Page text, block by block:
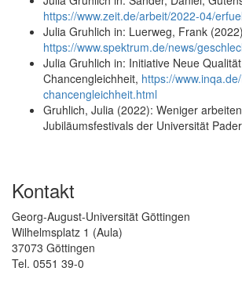
https://www.zeit.de/arbeit/2022-04/
Julia Gruhlich in: Luerweg, Frank
https://www.spektrum.de/news/
Julia Gruhlich in: Initiative Neue
Chancengleichheit, https://
chancengleichheit.html
Gruhlich, Julia (2022): Weniger
Jubiläumsfestivals der Universität
Kontakt
Georg-August-Universität Göttingen
Wilhelmsplatz 1 (Aula)
37073 Göttingen
Tel. 0551 39-0